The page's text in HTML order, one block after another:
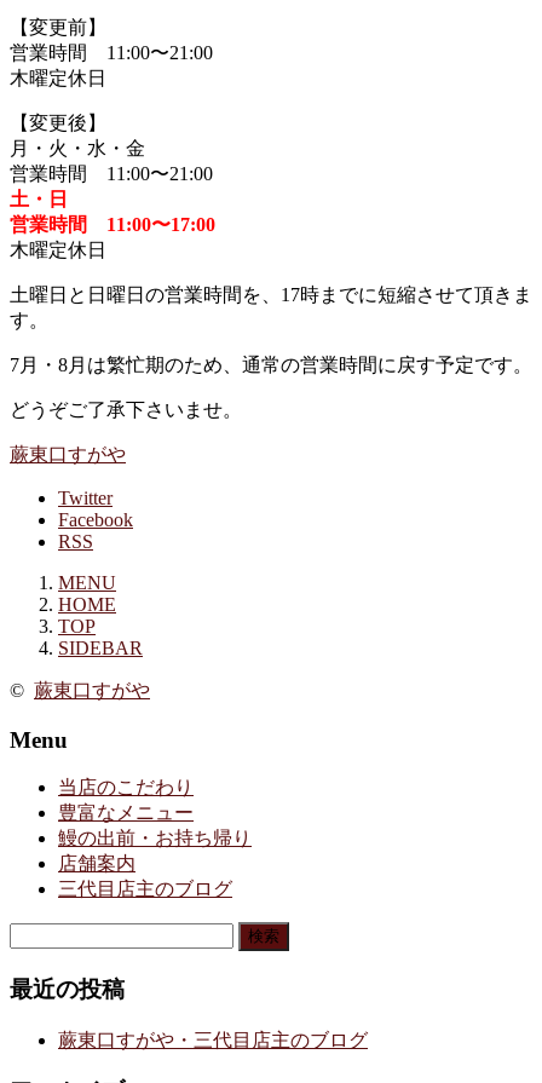
【変更前】
営業時間 11:00〜21:00
木曜定休日
【変更後】
月・火・水・金
営業時間 11:00〜21:00
土・日
営業時間 11:00〜17:00
木曜定休日
土曜日と日曜日の営業時間を、17時までに短縮させて頂きま
す。
7月・8月は繁忙期のため、通常の営業時間に戻す予定です。
どうぞご了承下さいませ。
蕨東口すがや
Twitter
Facebook
RSS
MENU
HOME
TOP
SIDEBAR
© 蕨東口すがや
Menu
当店のこだわり
豊富なメニュー
鰻の出前・お持ち帰り
店舗案内
三代目店主のブログ
最近の投稿
蕨東口すがや・三代目店主のブログ